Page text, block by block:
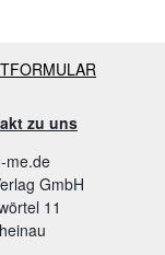
zu uns
me.de
GmbH
11